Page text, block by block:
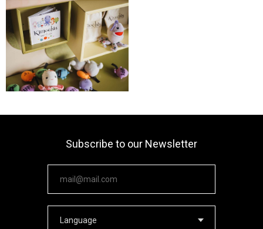
Subscribe to our Newsletter